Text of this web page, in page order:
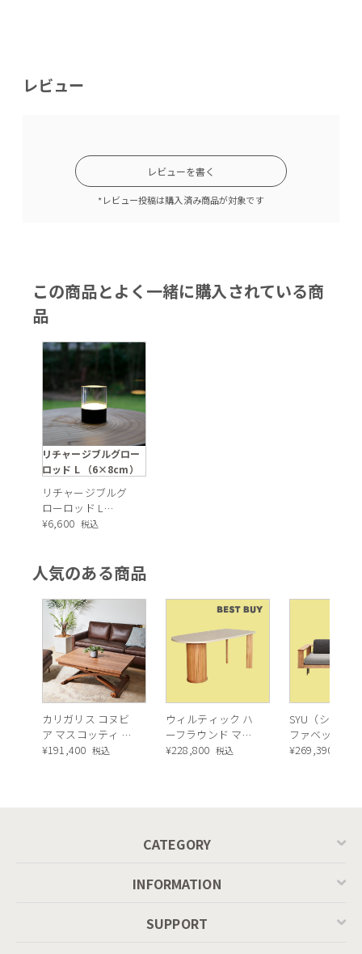
レビュー
レビューを書く
*レビュー投稿は購入済み商品が対象です
この商品とよく一緒に購入されている商
品
リチャージブルグロー
ロッド L （6×8cm）
リチャージブルグ
ローロッド L
（6×8cm）（テー
¥6,600 税込
人気のある商品
カリガリス コヌビ
ア マスコッティ 伸
長・昇降式テーブ
¥191,400 税込
ウィルティック ハ
ーフラウンド マテ
ィエラ塗装 ダイニ
¥228,800 税込
SYU（シュウ
ファベッド（
ュラル）
¥269,390
CATEGORY
INFORMATION
SUPPORT